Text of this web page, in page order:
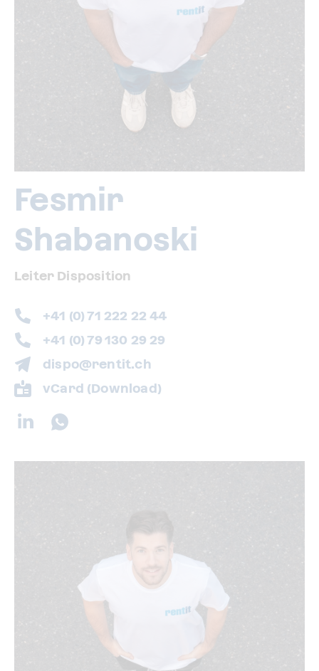
Fesmir
Shabanoski
Leiter Disposition
+41 (0) 71 222 22 44
+41 (0) 79 130 29 29
dispo@rentit.ch
vCard (Download)